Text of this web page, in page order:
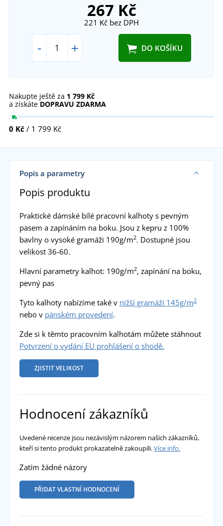
267 Kč
221 Kč bez DPH
- + DO KOŠÍKU
Nakupte ještě za 1 799 Kč
a získáte DOPRAVU ZDARMA
0 Kč / 1 799 Kč
Popis a parametry
Popis produktu
Praktické dámské bílé pracovní kalhoty s pevným
pasem a zapínáním na boku. Jsou z kepru z 100%
bavlny o vysoké gramáži 190g/m2. Dostupné jsou
velikost 36-60.
Hlavní parametry kalhot: 190g/m2, zapínání na boku,
pevný pas
Tyto kalhoty nabízíme také v nižší gramáži 145g/m2
nebo v pánském provedení.
Zde si k těmto pracovním kalhotám můžete stáhnout
Potvrzení o vydání EU prohlášení o shodě.
ZJISTIT VELIKOST
Hodnocení zákazníků
Uvedené recenze jsou nezávislým názorem našich zákazníků,
kteří si tento produkt prokazatelně zakoupili.Více info.
Zatím žádné názory
PŘIDAT VLASTNÍ HODNOCENÍ